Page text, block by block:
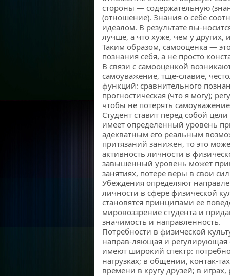
стороны — содержательную
(отношение). Знания о себе
идеалом. В результате вы-
лучше, а что хуже, чем у других,
Таким образом, самооценка —
познания себя, а не просто
В связи с самооценкой
самоуважение, тще-славие,
функций: сравнительного
прогностическая (что я могу);
чтобы не потерять
Студент ставит перед собой
имеет определенный уровень
адекватным его реальным
притязаний занижен, то это
активность личности в
завышенный уровень может
занятиях, потере веры в свои
Убеждения определяют
личности в сфере физической
становятся принципами ее
мировоззрение студента и
значимость и направленность.
Потребности в физической
направ-ляющая и
имеют широкий спектр:
нагрузках; в общении, контак-
времени в кругу друзей; в